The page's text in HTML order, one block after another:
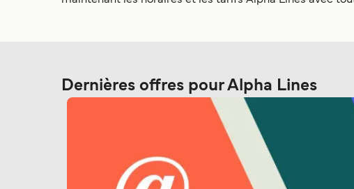
Dernières offres pour Alpha Lines